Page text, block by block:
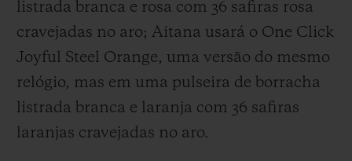
listrada branca e rosa com 36 safiras rosa
cravejadas no aro; Aitana usará o One Click
Joyful Steel Orange, uma versão do mesmo
relógio, mas em uma pulseira de borracha
listrada branca e laranja com 36 safiras
laranjas cravejadas no aro.